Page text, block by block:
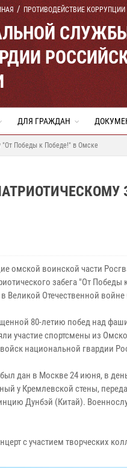
ПРОТИВОДЕЙСТВИЕ КОРРУПЦИИ
ДЛЯ ГРАЖДАН
"От Победы к Победе!" в Омске
омской воинской части
забега "От
Великой Отечественной
80-летию побед над
участие спортсмены из
национальной гвардии
был дан в Москве 24 июня, в
у Кремлевской стены,
Дунбэй (Китай).
с участием творческих